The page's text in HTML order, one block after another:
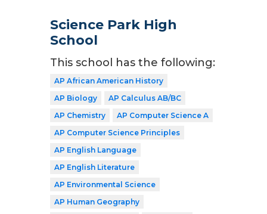
Science Park High
School
This school has the following:
AP African American History
AP Biology
AP Calculus AB/BC
AP Chemistry
AP Computer Science A
AP Computer Science Principles
AP English Language
AP English Literature
AP Environmental Science
AP Human Geography